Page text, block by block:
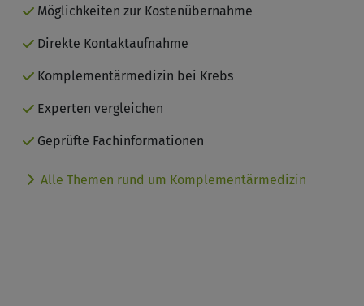
Möglichkeiten zur Kostenübernahme
Direkte Kontaktaufnahme
Komplementärmedizin bei Krebs
Experten vergleichen
Geprüfte Fachinformationen
Alle Themen rund um Komplementärmedizin